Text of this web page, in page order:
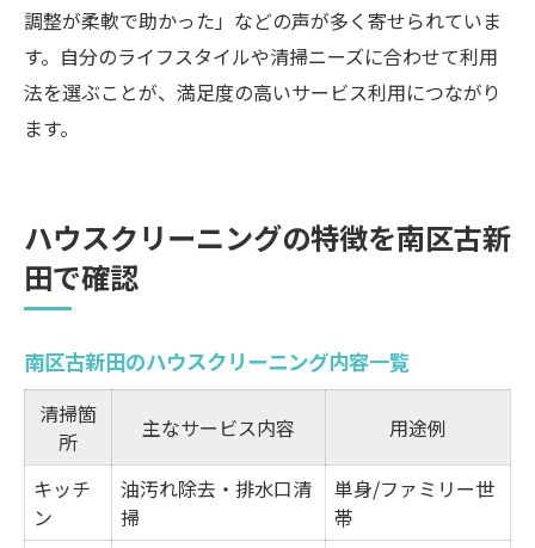
調整が柔軟で助かった」などの声が多く寄せられていま
す。自分のライフスタイルや清掃ニーズに合わせて利用
法を選ぶことが、満足度の高いサービス利用につながり
ます。
ハウスクリーニングの特徴を南区古新
田で確認
南区古新田のハウスクリーニング内容一覧
清掃箇
所
主なサービス内容 用途例
キッチ
ン
油汚れ除去・排水口清
掃
単身/ファミリー世
帯